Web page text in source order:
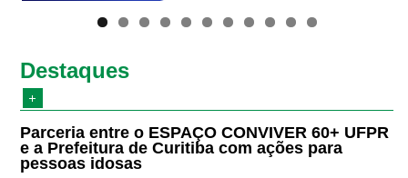
Destaques
Parceria entre o ESPAÇO CONVIVER 60+ UFPR
e a Prefeitura de Curitiba com ações para
pessoas idosas